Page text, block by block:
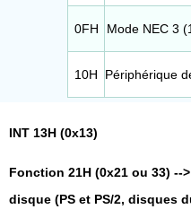
0FH Mode NEC 3
10H Périphérique
INT 13H (0x13)
Fonction 21H (0x21 ou 33)
disque (PS et PS/2, disques